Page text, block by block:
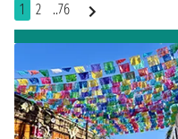
1 2 ..76